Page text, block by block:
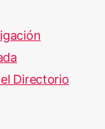
Directorio